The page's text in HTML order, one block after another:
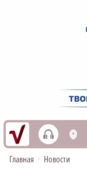
h L
Главная • Новости